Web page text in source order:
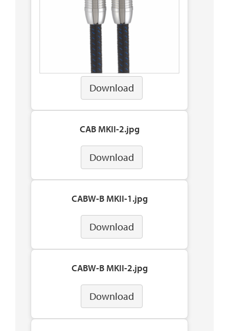
Download
CAB MKII-2.jpg
Download
CABW-B MKII-1.jpg
Download
CABW-B MKII-2.jpg
Download